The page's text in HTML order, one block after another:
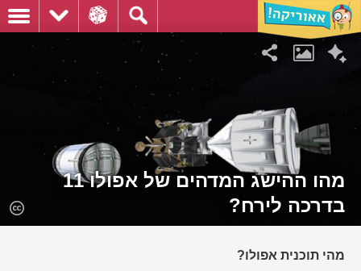
מהו ההישג המדהים של אפולו 11
בדרכה לירח?
מהי תוכנית אפולו?